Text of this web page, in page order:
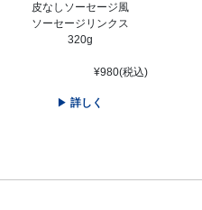
皮なしソーセージ風
ソーセージリンクス
320g
¥980(税込)
詳しく